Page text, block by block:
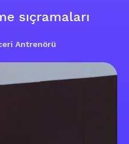
sıçramaları
Antrenörü